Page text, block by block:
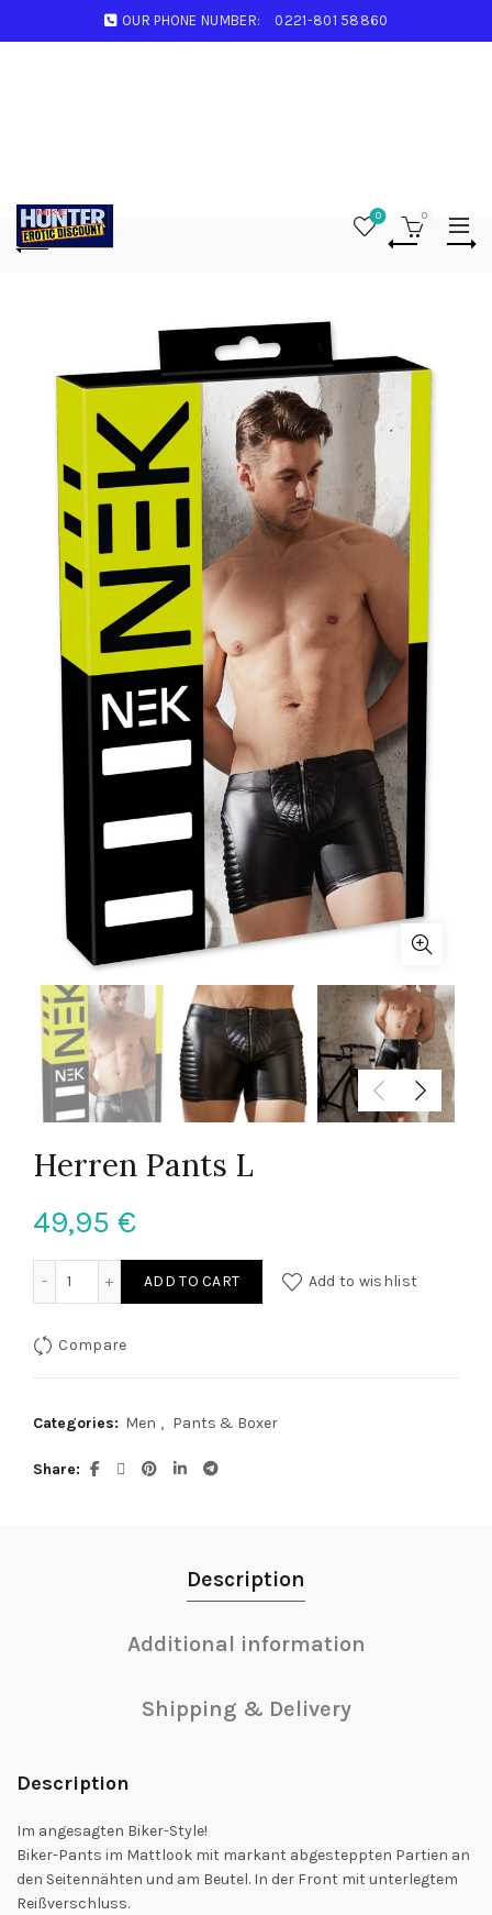
OUR PHONE NUMBER: 0221-801 58860
0 0
Herren Pants L
49,95 €
ADD TO CART Add to wishlist
Compare
Categories: Men , Pants & Boxer
Share
Description
Additional information
Shipping & Delivery
Description
Im angesagten Biker-Style!
Biker-Pants im Mattlook mit markant abgesteppten Partien an
den Seitennähten und am Beutel. In der Front mit unterlegtem
Reißverschluss.